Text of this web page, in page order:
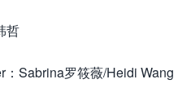
哲
Sabrina罗筱薇/Heidi Wang